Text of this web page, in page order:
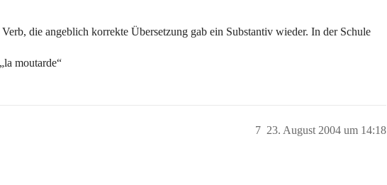
die angeblich korrekte Übersetzung gab ein Substantiv wieder. In der Schule
moutarde“
23. August 2004 um 14:18
7